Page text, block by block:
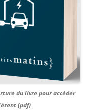
du livre pour accéder
(pdf).